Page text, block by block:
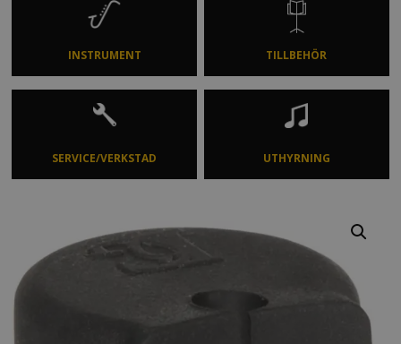
INSTRUMENT TILLBEHÖR
SERVICE/VERKSTAD UTHYRNING